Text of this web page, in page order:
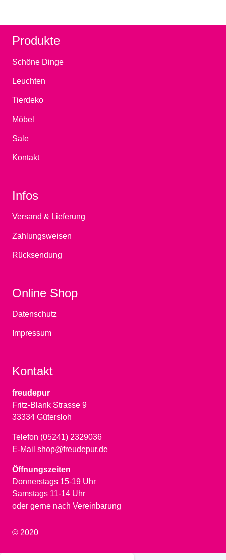
Produkte
Schöne Dinge
Leuchten
Tierdeko
Möbel
Sale
Kontakt
Infos
Versand & Lieferung
Zahlungsweisen
Rücksendung
Online Shop
Datenschutz
Impressum
Kontakt
freudepur
Fritz-Blank Strasse 9
33334 Gütersloh
Telefon (05241) 2329036
E-Mail shop@freudepur.de
Öffnungszeiten
Donnerstags 15-19 Uhr
Samstags 11-14 Uhr
oder gerne nach Vereinbarung
© 2020